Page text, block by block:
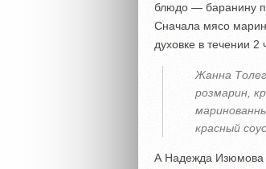
блюдо — баранину
Сначала мясо
духовке в течении
Жанна
розмарин,
красный
А Надежда Изюмова